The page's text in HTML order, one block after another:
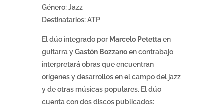
Género: Jazz
Destinatarios: ATP
El dúo integrado por Marcelo Petettaen
guitarra yGastón Bozzanoen contrabajo
interpretará obras que encuentran
orígenes y desarrollos en el campo del jazz
y de otras músicas populares. El dúo
cuenta con dos discos publicados: